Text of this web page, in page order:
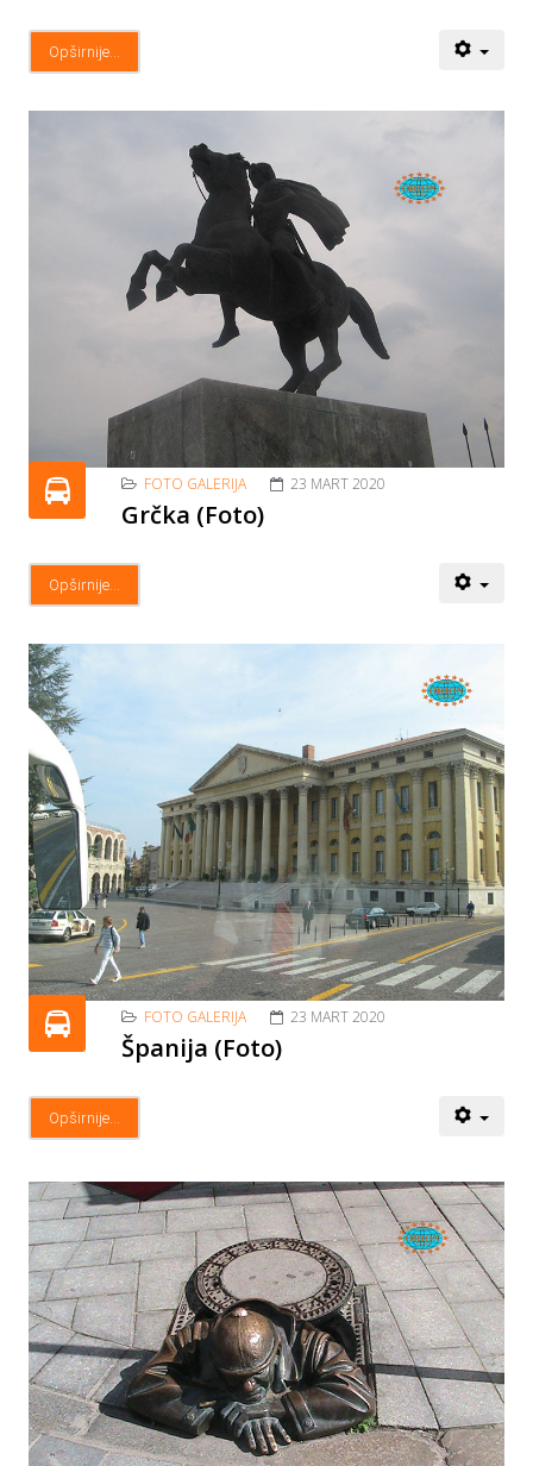
Opširnije...
FOTO GALERIJA 23 MART 2020
Grčka (Foto)
Opširnije...
FOTO GALERIJA 23 MART 2020
Španija (Foto)
Opširnije...